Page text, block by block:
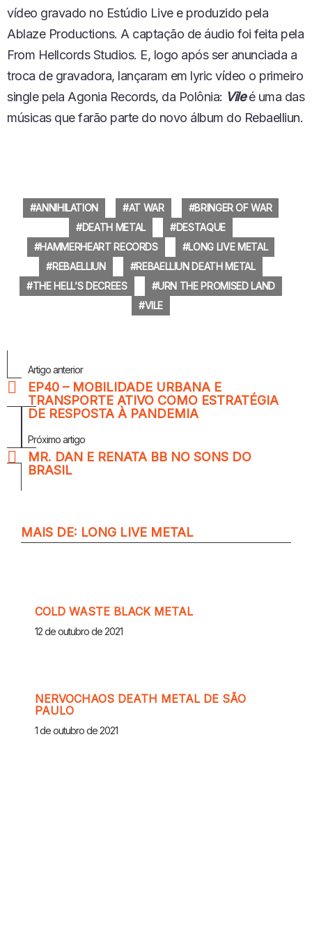
vídeo gravado no Estúdio Livee produzido pela
Ablaze Productions. A captação de áudio foi feita pela
From Hellcords Studios. E, logo após ser anunciada a
troca de gravadora, lançaram em lyricvídeo o primeiro
singlepela Agonia Records, da Polônia: Vileé uma das
músicas quefarão parte do novo álbum do Rebaelliun.
ANNIHILATION AT WAR
BRINGER OF WAR
DEATH METAL
DESTAQUE
HAMMERHEART RECORDS
LONG LIVE METAL
REBAELLIUN
REBAELLIUN DEATH METAL
THE HELL’S DECREES
URN THE PROMISED LAND
VILE
MaisArtigo anterior
EP40 – MOBILIDADE URBANA E
TRANSPORTE ATIVO COMO ESTRATÉGIA
DE RESPOSTA À PANDEMIA
Próximo artigo
MR. DAN E RENATA BB NO SONS DO
BRASIL
MAIS DE: LONG LIVE METAL
COLD WASTE BLACK METAL
12 de outubro de 2021
NERVOCHAOS DEATH METAL DE SÃO
PAULO
1 de outubro de 2021